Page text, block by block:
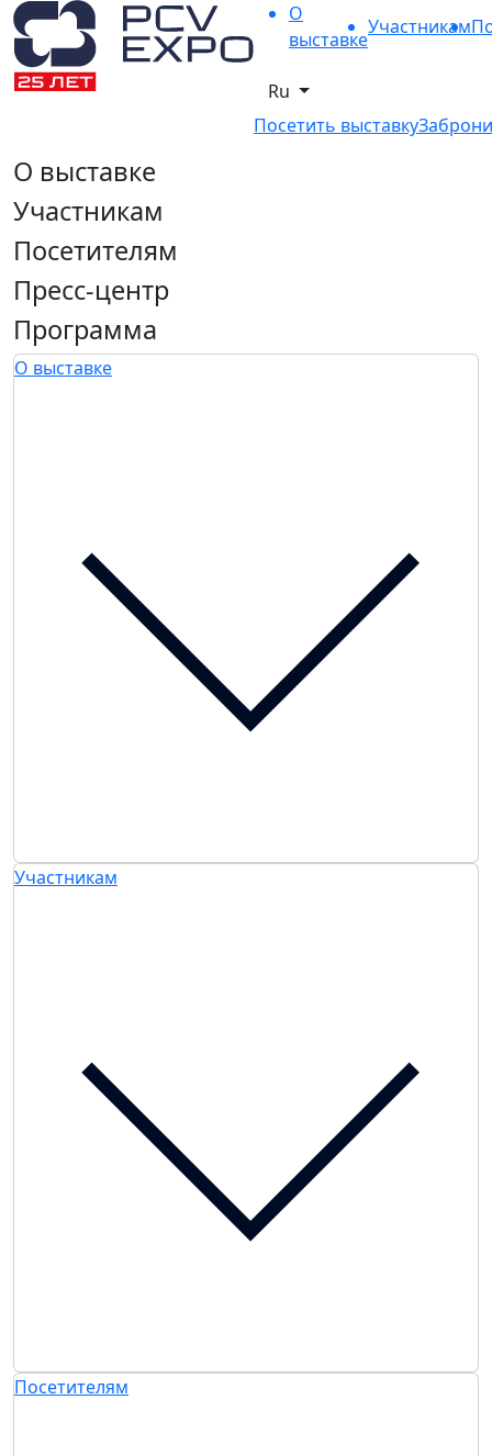
О
выставке
Участникам
Ru
Посетить выставку
О выставке
Участникам
Посетителям
Пресс-центр
Программа
О выставке
Участникам
Посетителям